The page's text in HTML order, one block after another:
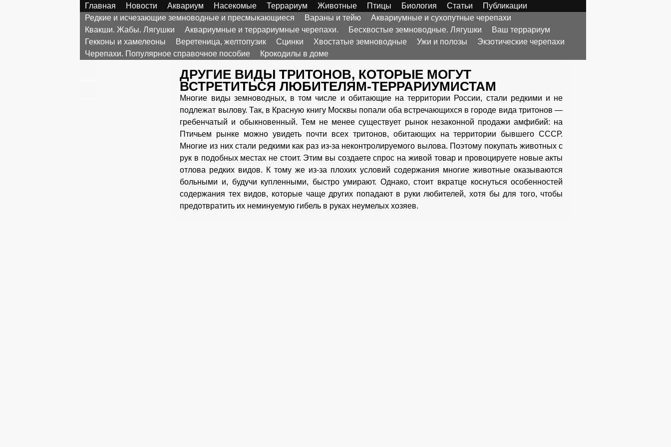
Главная Новости Аквариум Насекомые Террариум Животные Птицы Биология Статьи
Публикации
Редкие и исчезающие земноводные и пресмыкающиеся
Вараны и тейю
Аквариумные и сухопутные черепахи
Квакши. Жабы. Лягушки
Аквариумные и террариумные черепахи. Бесхвостые земноводные. Лягушки
Ваш террариум
Гекконы и хамелеоны
Веретеница, желтопузик Сцинки Хвостатые земноводные Ужи и полозы
Экзотические черепахи
Черепахи. Популярное справочное пособие
Крокодилы в доме
ДРУГИЕ ВИДЫ ТРИТОНОВ, КОТОРЫЕ МОГУТ
ВСТРЕТИТЬСЯ ЛЮБИТЕЛЯМ-ТЕРРАРИУМИСТАМ
Многие виды земноводных, в том числе и обитающие на территории России, стали редкими и не
подлежат вылову. Так, в Красную книгу Москвы попали оба встречающихся в городе вида тритонов —
гребенчатый и обыкновенный. Тем не менее существует рынок незаконной продажи амфибий: на
Птичьем рынке можно увидеть почти всех тритонов, обитающих на территории бывшего СССР.
Многие из них стали редкими как раз из-за неконтролируемого вылова. Поэтому покупать животных с
рук в подобных местах не стоит. Этим вы создаете спрос на живой товар и провоцируете новые акты
отлова редких видов. К тому же из-за плохих условий содержания многие животные оказываются
больными и, будучи купленными, быстро умирают. Однако, стоит вкратце коснуться особенностей
содержания тех видов, которые чаще других попадают в руки любителей, хотя бы для того, чтобы
предотвратить их неминуемую гибель в руках неумелых хозяев.